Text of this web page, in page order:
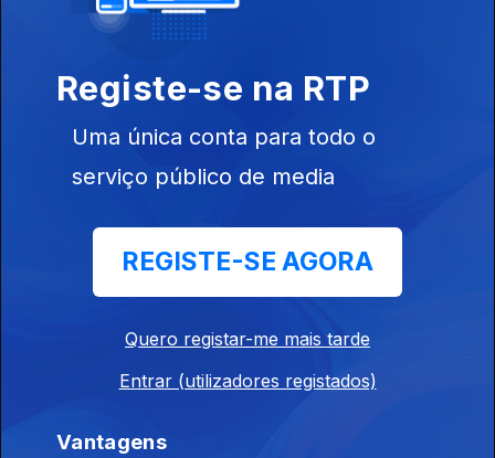
Ep. 11 03 abr. 2026
Registe-se na RTP
Uma única conta para todo o
serviço público de media
REGISTE-SE AGORA
Quero registar-me mais tarde
Entrar (utilizadores registados)
Vantagens